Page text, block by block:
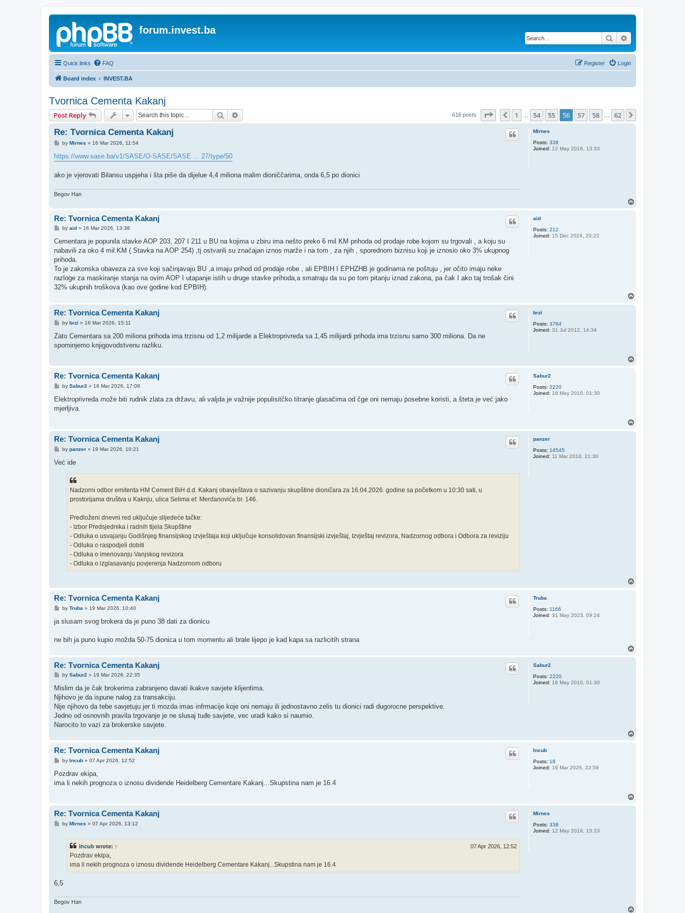
forum.invest.ba
Search
Quick links FAQ Login
Register
Board index INVEST.BA
Tvornica Cementa Kakanj
Post Reply Search 616 posts Page 56 of62
Previous
1 54 55 56 57 58 62
Mirnes
Posts: 338
Joined: 12 May 2016, 13:33
Re: Tvornica Cementa Kakanj
P
s
t
by Mirnes » 16 Mar 2026, 11:54
https://www.sase.ba/v1/SASE/O-SASE/SASE ... 27/type/50
ako je vjerovati Bilansu uspjeha i šta piše da dijelue 4,4 miliona malim dioniččarima, onda 6,5 po dionici
Begov Han
aid
Posts: 212
Joined: 15 Dec 2024, 20:22
Re: Tvornica Cementa Kakanj
P
s
by aid» 16 Mar 2026, 13:38
Cementara je popunila stavke AOP 203, 207 I 211 u BU na kojima u zbiru ima nešto preko 6 mil KM prihoda od prodaje robe kojom su trgovali , a koju su
nabavili za oko 4 mil.KM ( Stavka na AOP 254) ,tj ostvarili su značajan iznos marže i na tom , za njih , sporednom biznisu koji je iznosio oko 3% ukupnog
prihoda.
To je zakonska obaveza za sve koji sačinjavaju BU ,a imaju prihod od prodaje robe , ali EPBIH I EPHZHB je godinama ne poštuju , jer očito imaju neke
razloge za maskiranje stanja na ovim AOP I utapanje istih u druge stavke prihoda,a smatraju da su po tom pitanju iznad zakona, pa čak I ako taj trošak čini
32% ukupnih troškova (kao ove godine kod EPBIH).
brzi
Posts: 3764
Joined: 31 Jul 2012, 14:34
Re: Tvornica Cementa Kakanj
P
s
by brzi » 16 Mar 2026, 15:11
Zato Cementara sa 200 miliona prihoda ima trzisnu od 1,2 milijarde a Elektroprivreda sa 1,45 milijardi prihoda ima trzisnu samo 300 miliona. Da ne
spominjemo knjigovodstvenu razliku.
Sabur2
Posts: 2220
Joined: 16 May 2010, 01:30
Re: Tvornica Cementa Kakanj
P
s
by Sabur2 » 16 Mar 2026, 17:08
Elektroprivreda može biti rudnik zlata za državu, ali valjda je važnije populisitčko titranje glasačima od čge oni nemaju posebne koristi, a šteta je već jako
mjerljiva.
panzer
Posts: 14545
Joined: 11 Mar 2010, 21:30
Re: Tvornica Cementa Kakanj
P
s
by panzer» 19 Mar 2026, 10:21
Već ide
Nadzorni odbor emitenta HM Cement BiH d.d. Kakanj obavještava o sazivanju skupštine dioničara za 16.04.2026. godine sa početkom u 10:30 sati, u
prostorijama društva u Kaknju, ulica Selima ef. Merdanovića br. 146.
Predloženi dnevni red uključuje slijedeće tačke:
- Izbor Predsjednika i radnih tijela Skupštine
- Odluka o usvajanju Godišnjeg finansijskog izvještaja koji uključuje konsolidovan finansijski izvještaj, Izvještaj revizora, Nadzornog odbora i Odbora za reviziju
- Odluka o raspodjeli dobiti
- Odluka o imenovanju Vanjskog revizora
- Odluka o izglasavanju povjerenja Nadzornom odboru
Truba
Posts: 1166
Joined: 31 May 2023, 09:24
Re: Tvornica Cementa Kakanj
P
s
by Truba » 19 Mar 2026, 10:40
ja slusam svog brokera da je puno 38 dati za dionicu
ne bih ja puno kupio možda 50-75 dionica u tom momentu ali brale lijepo je kad kapa sa razlicitih strana
Sabur2
Posts: 2220
Joined: 16 May 2010, 01:30
Re: Tvornica Cementa Kakanj
P
s
by Sabur2» 19 Mar 2026, 22:35
Mislim da je čak brokerima zabranjeno davati ikakve savjete klijentima.
Njihovo je da ispune nalog za transakciju.
Nije njihovo da tebe savjetuju jer ti mozda imas infrmacije koje oni nemaju ili jednostavno zelis tu dionici radi dugorocne perspektive.
Jedno od osnovnih pravila trgovanje je ne slusaj tuđe savjete, vec uradi kako si naumio.
Narocito to vazi za brokerske savjete.
Incub
Posts: 18
Joined: 16 Mar 2026, 22:59
Re: Tvornica Cementa Kakanj
P
s
by Incub» 07 Apr 2026, 12:52
Pozdrav ekipa,
ima li nekih prognoza o iznosu dividende Heidelberg Cementare Kakanj...Skupstina nam je 16.4
Mirnes
Posts: 338
Joined: 12 May 2016, 13:33
Re: Tvornica Cementa Kakanj
Pby Mirnes » 07 Apr 2026, 13:12
Incub wrote: ↑ 07 Apr 2026, 12:52
Pozdrav ekipa,
ima li nekih prognoza o iznosu dividende Heidelberg Cementare Kakanj...Skupstina nam je 16.4
6,5
Begov Han